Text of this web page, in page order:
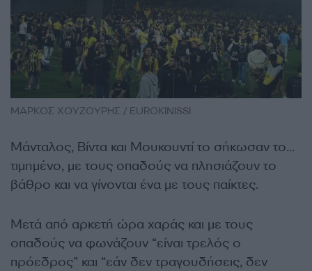
ΜΑΡΚΟΣ ΧΟΥΖΟΥΡΗΣ / EUROKINISSI
Μάνταλος, Βίντα και Μουκουντί το σήκωσαν το…
τιμημένο, με τους οπαδούς να πλησιάζουν το
βάθρο και να γίνονται ένα με τους παίκτες.
Μετά από αρκετή ώρα χαράς και με τους
οπαδούς να φωνάζουν “είναι τρελός ο
πρόεδρος” και “εάν δεν τραγουδήσεις, δεν